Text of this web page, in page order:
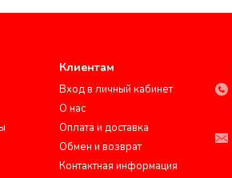
Клиентам
Вход в личный кабинет
О нас
Оплата и доставка
Обмен и возврат
Контактная информация